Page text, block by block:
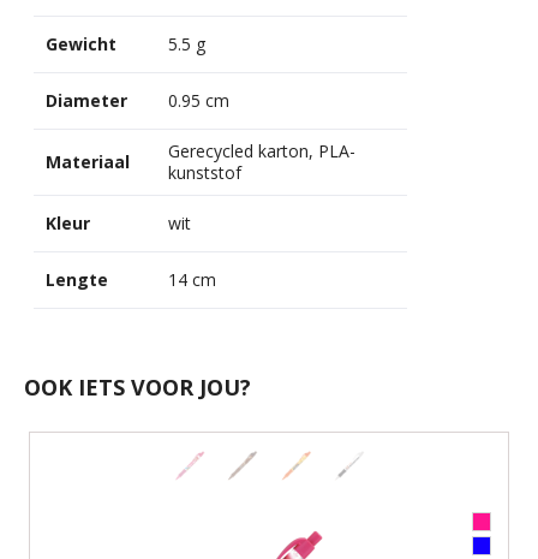
Gewicht 5.5 g
Diameter 0.95 cm
Materiaal
Gerecycled karton, PLA-
kunststof
Kleur wit
Lengte 14 cm
OOK IETS VOOR JOU?